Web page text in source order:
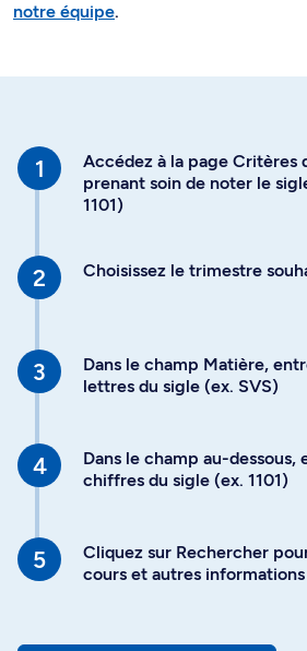
notre équipe.
Accédez à la page Critères
prenant soin de noter le
1101)
Choisissez le trimestre
Dans le champ Matière,
lettres du sigle (ex. SVS)
Dans le champ au-dessous,
chiffres du sigle (ex. 1101)
Cliquez sur Rechercher
cours et autres